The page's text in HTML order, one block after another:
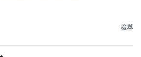
檢舉